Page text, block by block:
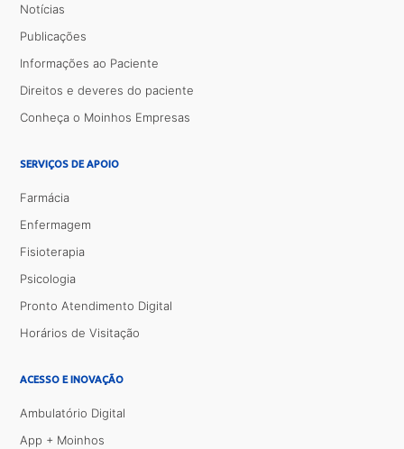
Notícias
Publicações
Informações ao Paciente
Direitos e deveres do paciente
Conheça o Moinhos Empresas
SERVIÇOS DE APOIO
Farmácia
Enfermagem
Fisioterapia
Psicologia
Pronto Atendimento Digital
Horários de Visitação
ACESSO E INOVAÇÃO
Ambulatório Digital
App + Moinhos